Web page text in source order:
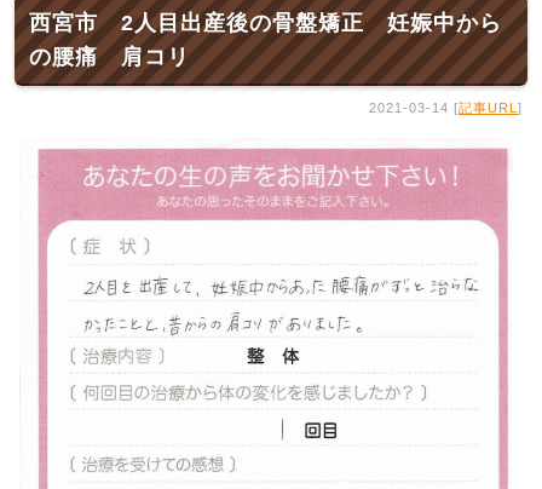
西宮市 2人目出産後の骨盤矯正 妊娠中から
の腰痛 肩コリ
2021-03-14 [記事URL ]